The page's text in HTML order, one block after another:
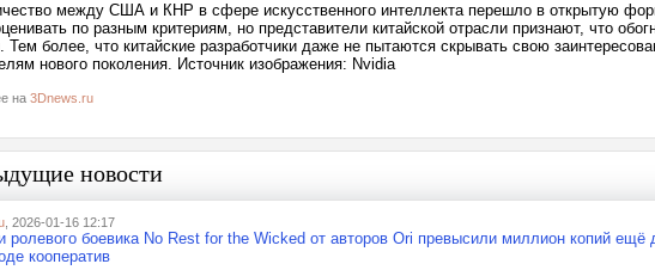
между США и КНР в сфере искусственного интеллекта перешло в открытую
по разным критериям, но представители китайской отрасли признают, что
Тем более, что китайские разработчики даже не пытаются скрывать свою
нового поколения. Источник изображения: Nvidia
на 3Dnews.ru
новости
, 2026-01-16 12:17
ролевого боевика No Rest for the Wicked от авторов Ori превысили миллион копий
кооператив